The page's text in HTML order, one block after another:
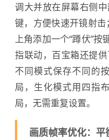
调大并放在屏幕右侧
键，方便快速开镜射
上角添加一个“蹲伏”
指联动，百宝箱还提
不同模式保存不同的
局，生化模式用四指
局，无需重复设置。
画质帧率优化：